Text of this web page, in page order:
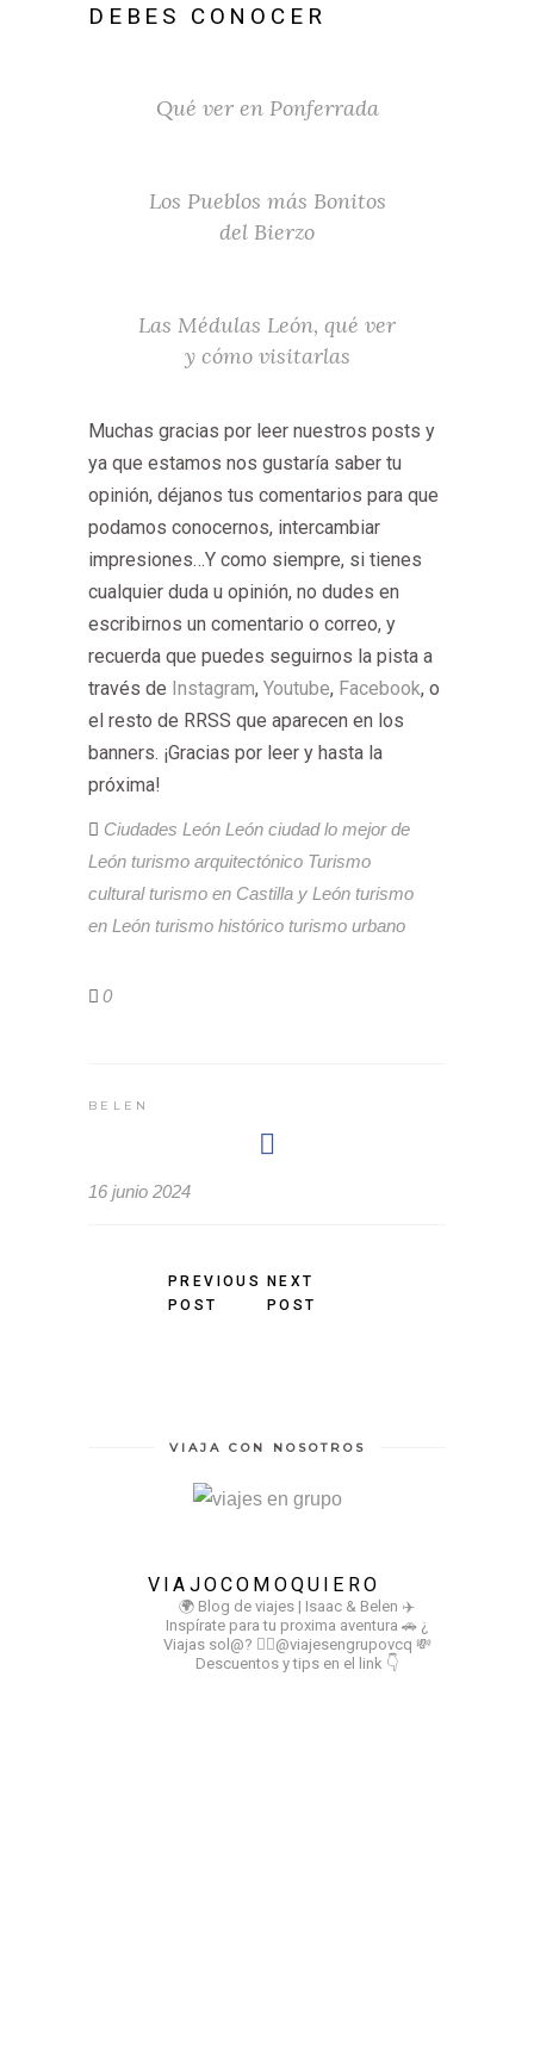
DEBES CONOCER
Qué ver en Ponferrada
Los Pueblos más Bonitos
del Bierzo
Las Médulas León, qué ver
y cómo visitarlas
Muchas gracias por leer nuestros posts y
ya que estamos nos gustaría saber tu
opinión, déjanos tus comentarios para que
podamos conocernos, intercambiar
impresiones…Y como siempre, si tienes
cualquier duda u opinión, no dudes en
escribirnos un comentario o correo, y
recuerda que puedes seguirnos la pista a
través de Instagram, Youtube, Facebook, o
el resto de RRSS que aparecen en los
banners. ¡Gracias por leer y hasta la
próxima!
Ciudades León León ciudad lo mejor de
León turismo arquitectónico Turismo
cultural turismo en Castilla y León turismo
en León turismo histórico turismo urbano
0
BELEN
16 junio 2024
PREVIOUS
POST
NEXT
POST
VIAJA CON NOSOTROS
VIAJOCOMOQUIERO
🌍 Blog de viajes | Isaac & Belen ✈️
Inspírate para tu proxima aventura 🚗 ¿
Viajas sol@? 👉🏻@viajesengrupovcq 💸
Descuentos y tips en el link 👇